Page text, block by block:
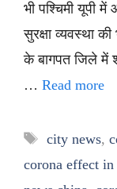
भी पश्चिमी यूपी में
सुरक्षा व्यवस्था
के बागपत जिले में
… Read more
Tags
city news,
corona effect